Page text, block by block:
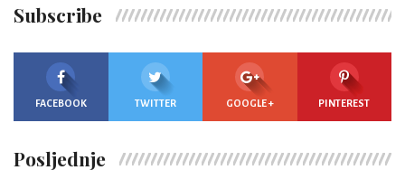
Subscribe
FACEBOOK TWITTER GOOGLE + PINTEREST
Posljednje